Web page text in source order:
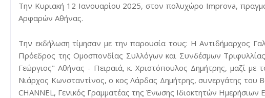
Την Κυριακή 12 Ιανουαρίου 2025, στον πολυχώρο Improva,
Αρφαρών Αθήνας.
Την εκδήλωση τίμησαν με την παρουσία τους: Η Αντιδήμαρχος
Πρόεδρος της Ομοσπονδίας Συλλόγων και Συνδέσμων
Γεώργιος" Αθήνας - Πειραιά, κ. Χριστόπουλος Δημήτρης, μαζί
Νιάρχος Κωνσταντίνος, ο κος Λάρδας Δημήτρης, συνεργάτης του
CHANNEL, Γενικός Γραμματέας της Ένωσης Ιδιοκτητών